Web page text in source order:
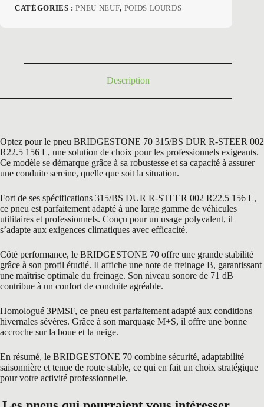
prix
prix
CATÉGORIES :PNEU NEUF, POIDS LOURDS
Description
Optez pour le pneu BRIDGESTONE 70 315/BS DUR R-STEER 002
R22.5 156 L, une solution de choix pour les professionnels exigeants.
Ce modèle se démarque grâce à sa robustesse et sa capacité à assurer
une conduite sereine, quelle que soit la situation.
Fort de ses spécifications 315/BS DUR R-STEER 002 R22.5 156 L,
ce pneu est parfaitement adapté à une large gamme de véhicules
utilitaires et professionnels. Conçu pour un usage polyvalent, il
s’adapte aux exigences climatiques avec efficacité.
Côté performance, le BRIDGESTONE 70 offre une grande stabilité
grâce à son profil étudié. Il affiche une note de freinage B, garantissant
une maîtrise optimale du freinage. Son niveau sonore de 71 dB
contribue à un confort de conduite agréable.
Homologué 3PMSF, ce pneu est parfaitement adapté aux conditions
hivernales sévères. Grâce à son marquage M+S, il offre une bonne
accroche sur la boue et la neige.
En résumé, le BRIDGESTONE 70 combine sécurité, adaptabilité
saisonnière et tenue de route stable, ce qui en fait un choix stratégique
pour votre activité professionnelle.